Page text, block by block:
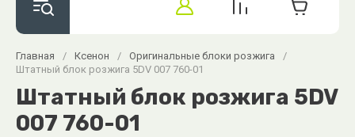
Главная / Ксенон / Оригинальные блоки розжига
/
Штатный блок розжига 5DV 007 760-01
Штатный блок розжига 5DV
007 760-01